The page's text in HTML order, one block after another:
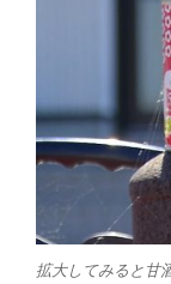
拡大してみると甘